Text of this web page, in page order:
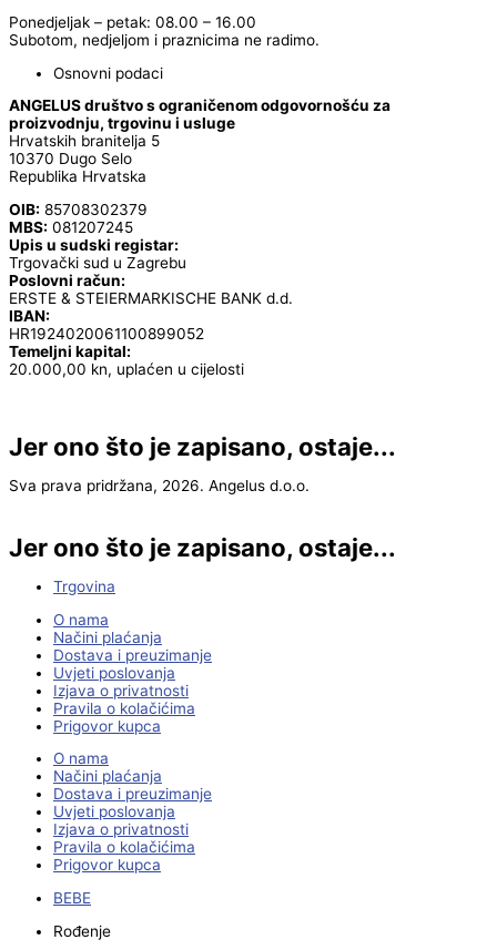
Ponedjeljak – petak: 08.00 – 16.00
Subotom, nedjeljom i praznicima ne radimo.
Osnovni podaci
ANGELUS društvo s ograničenom odgovornošću za
proizvodnju, trgovinu i usluge
Hrvatskih branitelja 5
10370 Dugo Selo
Republika Hrvatska
OIB: 85708302379
MBS: 081207245
Upis u sudski registar:
Trgovački sud u Zagrebu
Poslovni račun:
ERSTE & STEIERMARKISCHE BANK d.d.
IBAN:
HR1924020061100899052
Temeljni kapital:
20.000,00 kn, uplaćen u cijelosti
Jer ono što je zapisano, ostaje...
Sva prava pridržana, 2026. Angelus d.o.o.
Jer ono što je zapisano, ostaje...
Trgovina
O nama
Načini plaćanja
Dostava i preuzimanje
Uvjeti poslovanja
Izjava o privatnosti
Pravila o kolačićima
Prigovor kupca
O nama
Načini plaćanja
Dostava i preuzimanje
Uvjeti poslovanja
Izjava o privatnosti
Pravila o kolačićima
Prigovor kupca
BEBE
Rođenje